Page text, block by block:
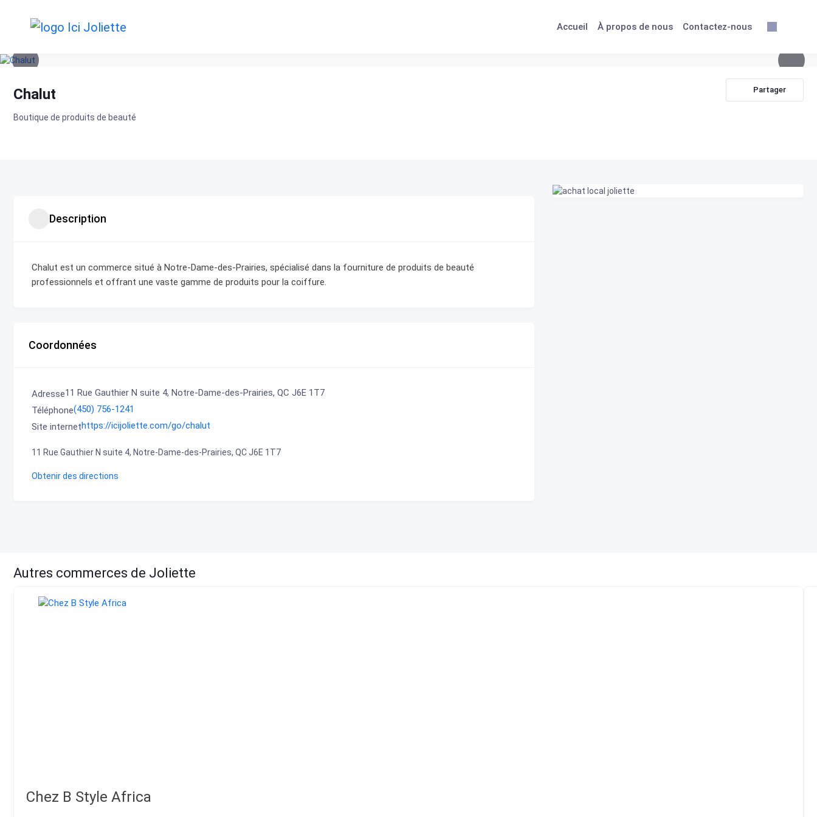
content
Accueil À propos de nous Contactez-nous
Chalut
Boutique de produits de beauté
Partager
Description
Chalut est un commerce situé à Notre-Dame-des-Prairies, spécialisé dans la fourniture de produits de beauté
professionnels et offrant une vaste gamme de produits pour la coiffure.
Coordonnées
Adresse11 Rue Gauthier N suite 4, Notre-Dame-des-Prairies, QC J6E 1T7
Téléphone(450) 756-1241
Site internethttps://icijoliette.com/go/chalut
11 Rue Gauthier N suite 4, Notre-Dame-des-Prairies, QC J6E 1T7
Obtenir des directions
Autres commerces de Joliette
Chez B Style Africa